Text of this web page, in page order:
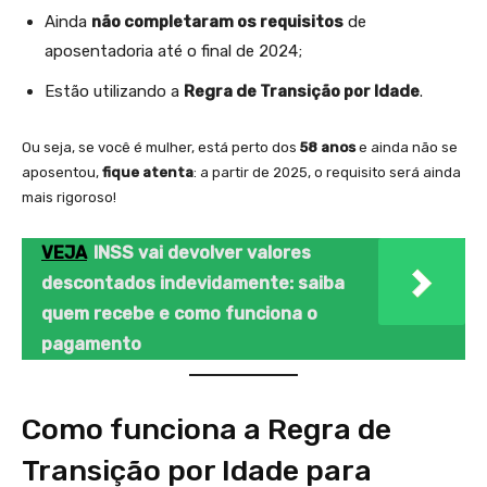
Ainda não completaram os requisitos de
aposentadoria até o final de 2024;
Estão utilizando a Regra de Transição por Idade.
Ou seja, se você é mulher, está perto dos 58 anose ainda não se
aposentou, fique atenta: a partir de 2025, o requisito será ainda
mais rigoroso!
VEJA INSS vai devolver valores
descontados indevidamente: saiba
quem recebe e como funciona o
pagamento
Como funciona a Regra de
Transição por Idade para